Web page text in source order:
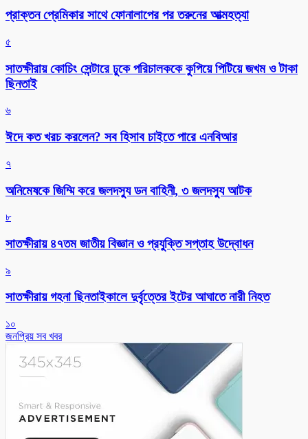
প্রাক্তন প্রেমিকার সাথে ফোনালাপের পর তরুনের আত্মহত্যা
৫
সাতক্ষীরায় কোচিং সেন্টারে ঢুকে পরিচালককে কুপিয়ে পিটিয়ে জখম ও টাকা
ছিনতাই
৬
ঈদে কত খরচ করলেন? সব হিসাব চাইতে পারে এনবিআর
৭
অনিমেষকে জিম্মি করে জলদস্যু ডন বাহিনী, ৩ জলদস্যু আটক
৮
সাতক্ষীরায় ৪৭তম জাতীয় বিজ্ঞান ও প্রযুক্তি সপ্তাহ উদ্বোধন
৯
সাতক্ষীরায় গহনা ছিনতাইকালে দুর্বৃত্তের ইটের আঘাতে নারী নিহত
১০
জনপ্রিয় সব খবর